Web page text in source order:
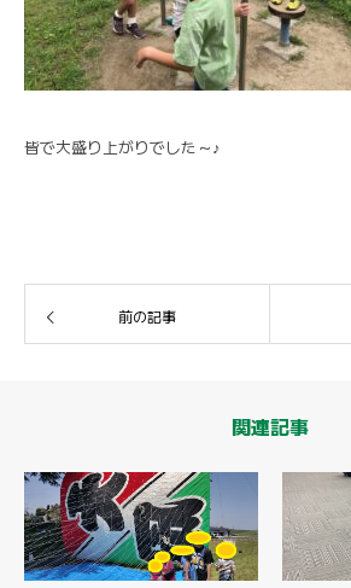
皆で大盛り上がりでした～♪
前の記事
関連記事